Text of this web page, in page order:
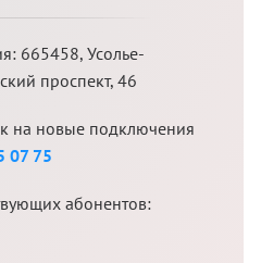
665458, Усолье-
проспект, 46
на новые подключения
07 75
абонентов: